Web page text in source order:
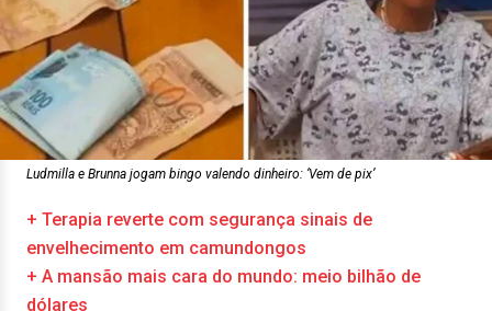
Ludmilla e Brunna jogam bingo valendo dinheiro: ‘Vem de pix’
+ Terapia reverte com segurança sinais de
envelhecimento em camundongos
+ A mansão mais cara do mundo: meio bilhão de
dólares